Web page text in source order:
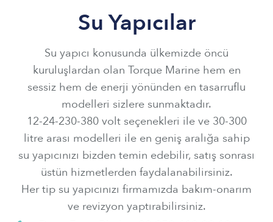
Su Yapıcılar
Su yapıcı konusunda ülkemizde öncü
kuruluşlardan olan Torque Marine hem en
sessiz hem de enerji yönünden en tasarruflu
modelleri sizlere sunmaktadır.
12-24-230-380 volt seçenekleri ile ve 30-300
litre arası modelleri ile en geniş aralığa sahip
su yapıcınızı bizden temin edebilir, satış sonrası
üstün hizmetlerden faydalanabilirsiniz.
Her tip su yapıcınızı firmamızda bakım-onarım
ve revizyon yaptırabilirsiniz.